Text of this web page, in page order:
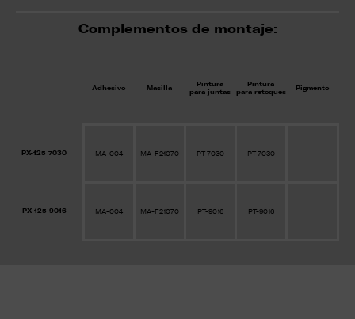
Complementos de montaje:
Adhesivo Masilla
Pintura
para juntas
Pintura
para retoques
Pigmento
PX-125 7030 MA-004 MA-F21070 PT-7030 PT-7030
PX-125 9016 MA-004 MA-F21070 PT-9016 PT-9016